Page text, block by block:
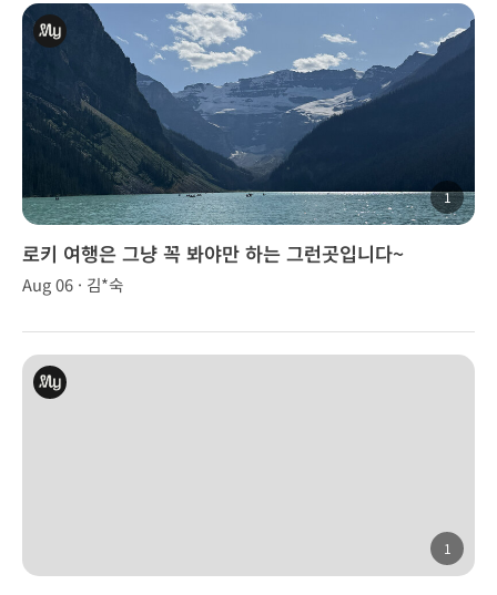
1
로키 여행은 그냥 꼭 봐야만 하는 그런곳입니다~
Aug 06 · 김*숙
1